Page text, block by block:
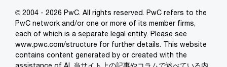
© 2004 - 2026 PwC. All rights reserved. PwC refers to the
PwC network and/or one or more of its member firms,
each of which is a separate legal entity. Please see
www.pwc.com/structure for further details. This website
contains content generated by or created with the